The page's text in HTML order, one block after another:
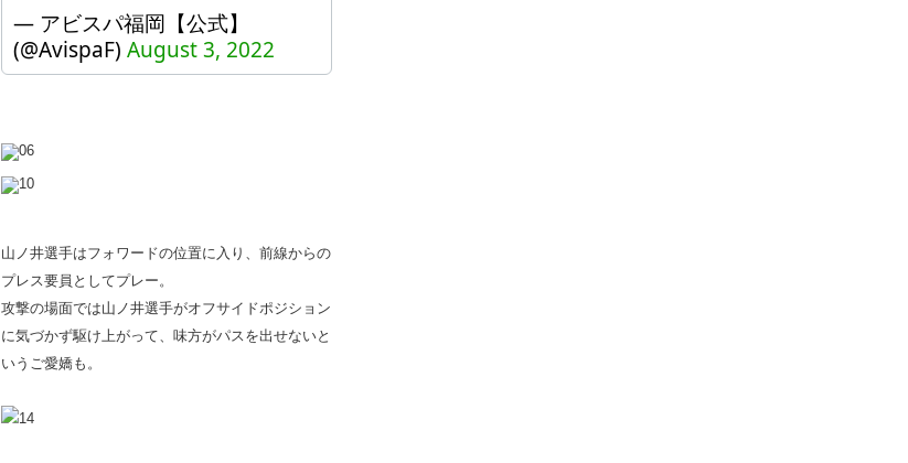
— アビスパ福岡【公式】
(@AvispaF) August 3, 2022
山ノ井選手はフォワードの位置に入り、前線からの
プレス要員としてプレー。
攻撃の場面では山ノ井選手がオフサイドポジション
に気づかず駆け上がって、味方がパスを出せないと
いうご愛嬌も。